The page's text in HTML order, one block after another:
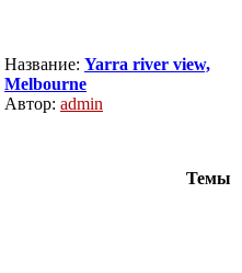
Название: Yarra river view,
Melbourne
Автор: admin
Темы